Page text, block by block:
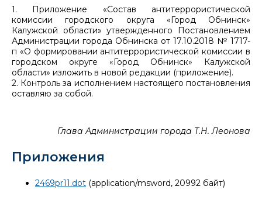
1. Приложение «Состав антитеррористической
комиссии городского округа «Город Обнинск»
Калужской области» утвержденного Постановлением
Администрации города Обнинска от 17.10.2018 № 1717-
п «О формировании антитеррористической комиссии в
городском округе «Город Обнинск» Калужской
области» изложить в новой редакции (приложение).
2. Контроль за исполнением настоящего постановления
оставляю за собой.
Глава Администрации города Т.Н. Леонова
Приложения
2469pr11.dot (application/msword, 20992 байт)